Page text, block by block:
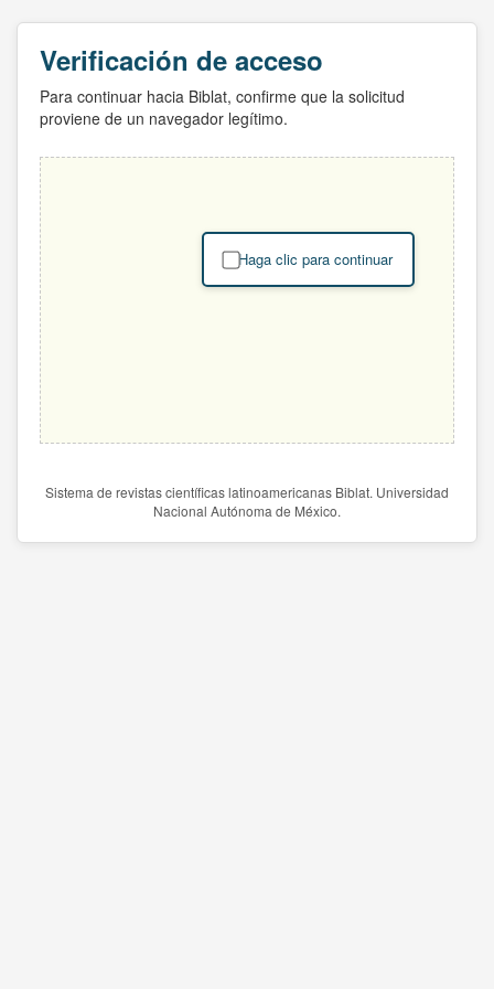
Verificación de acceso
Para continuar hacia Biblat, confirme que la solicitud
proviene de un navegador legítimo.
Haga clic para continuar
Sistema de revistas científicas latinoamericanas Biblat. Universidad
Nacional Autónoma de México.